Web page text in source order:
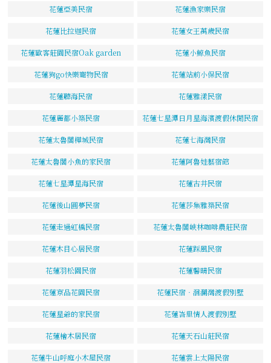
花蓮亞美民宿 花蓮漁家樂民宿
花蓮比拉迦民宿 花蓮女王萬歲民宿
花蓮歐客莊園民宿Oak garden 花蓮小鯨魚民宿
花蓮狗go快樂寵物民宿 花蓮站前小保民宿
花蓮聽海民宿 花蓮雅漾民宿
花蓮麗都小築民宿 花蓮七星潭日月星海濱渡假休閒民宿
花蓮太魯閣樺城民宿 花蓮七海灣民宿
花蓮太魯閣小魚的家民宿 花蓮阿魯娃藝宿館
花蓮七星潭星海民宿 花蓮古井民宿
花蓮後山圓夢民宿 花蓮莎集雅築民宿
花蓮走過虹橋民宿 花蓮太魯閣峽林咖啡農莊民宿
花蓮木目心居民宿 花蓮踩風民宿
花蓮羽松園民宿 花蓮馨晴民宿
花蓮京品花園民宿 花蓮民宿‧洄瀾灣渡假別墅
花蓮星爺的家民宿 花蓮峇里情人渡假別墅
花蓮檜木居民宿 花蓮天石山莊民宿
花蓮牛山呼庭小木屋民宿 花蓮雲上太陽民宿